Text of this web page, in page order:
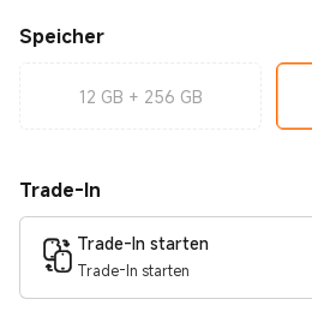
Speicher
12 GB + 256 GB
Trade-In
Trade-In starten
Trade-In starten